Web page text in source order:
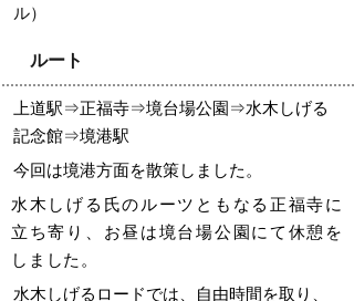
ル）
ルート
上道駅⇒正福寺⇒境台場公園⇒水木しげる
記念館⇒境港駅
今回は境港方面を散策しました。
水木しげる氏のルーツともなる 正福寺に
立ち寄り、お昼は境台場公園にて休憩を
しました 。
水木しげるロードでは、自由時間を取り、